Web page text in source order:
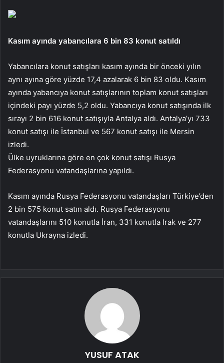
Kasım ayında yabancılara 6 bin 83 konut satıldı
Yabancılara konut satışları kasım ayında bir önceki yılın
aynı ayına göre yüzde 17,4 azalarak 6 bin 83 oldu. Kasım
ayında yabancıya konut satışlarının toplam konut satışları
içindeki payı yüzde 5,2 oldu. Yabancıya konut satışında ilk
sırayı 2 bin 616 konut satışıyla Antalya aldı. Antalya’yı 733
konut satışı ile İstanbul ve 567 konut satışı ile Mersin
izledi.
Ülke uyruklarına göre en çok konut satışı Rusya
Federasyonu vatandaşlarına yapıldı.
Kasım ayında Rusya Federasyonu vatandaşları Türkiye’den
2 bin 575 konut satın aldı. Rusya Federasyonu
vatandaşlarını 510 konutla İran, 331 konutla Irak ve 277
konutla Ukrayna izledi.
YUSUF ATAK